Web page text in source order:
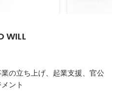
WILL
の立ち上げ、起業支援、官公
ント